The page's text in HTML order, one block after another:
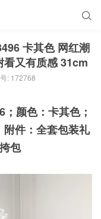

卡其色 网红潮
看又有质感 31cm
: 172768
颜色：卡其色；
件：全套包装礼
包